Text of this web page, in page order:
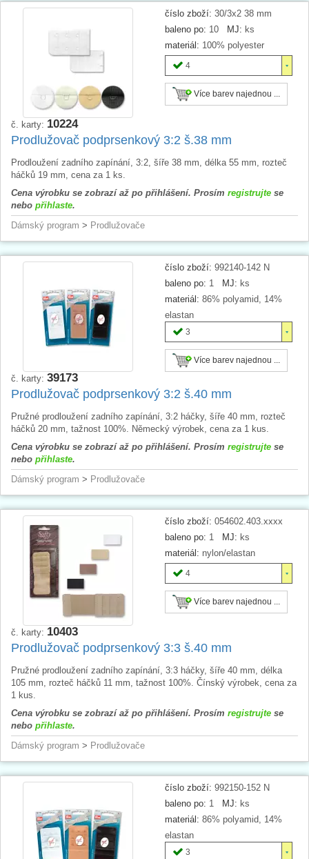
číslo zboží: 30/3x2 38 mm
baleno po: 10 MJ: ks
materiál: 100% polyester
4
Více barev najednou ...
č. karty: 10224
Prodlužovač podprsenkový 3:2 š.38 mm
Prodloužení zadního zapínání, 3:2, šíře 38 mm, délka 55 mm, rozteč
háčků 19 mm, cena za 1 ks.
Cena výrobku se zobrazí až po přihlášení. Prosím registrujte se
nebo přihlaste.
Dámský program > Prodlužovače
číslo zboží: 992140-142 N
baleno po: 1 MJ: ks
materiál: 86% polyamid, 14%
elastan
3
Více barev najednou ...
č. karty: 39173
Prodlužovač podprsenkový 3:2 š.40 mm
Pružné prodloužení zadního zapínání, 3:2 háčky, šíře 40 mm, rozteč
háčků 20 mm, tažnost 100%. Německý výrobek, cena za 1 kus.
Cena výrobku se zobrazí až po přihlášení. Prosím registrujte se
nebo přihlaste.
Dámský program > Prodlužovače
číslo zboží: 054602.403.xxxx
baleno po: 1 MJ: ks
materiál: nylon/elastan
4
Více barev najednou ...
č. karty: 10403
Prodlužovač podprsenkový 3:3 š.40 mm
Pružné prodloužení zadního zapínání, 3:3 háčky, šíře 40 mm, délka
105 mm, rozteč háčků 11 mm, tažnost 100%. Čínský výrobek, cena za
1 kus.
Cena výrobku se zobrazí až po přihlášení. Prosím registrujte se
nebo přihlaste.
Dámský program > Prodlužovače
číslo zboží: 992150-152 N
baleno po: 1 MJ: ks
materiál: 86% polyamid, 14%
elastan
3